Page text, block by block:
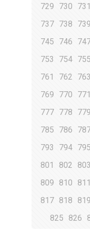
729
730 731
737 738 739
745
746
753
754 755
761
762 763
769
770 771
777 778 779
785
786
793
794 795
801
802 803
809
810 811
817 818 819
825
826